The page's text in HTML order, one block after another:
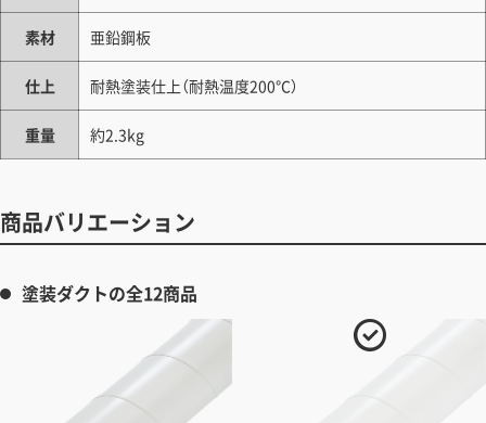
素材 亜鉛鋼板
仕上 耐熱塗装仕上（耐熱温度200℃）
重量 約2.3kg
商品バリエーション
塗装ダクトの全12商品